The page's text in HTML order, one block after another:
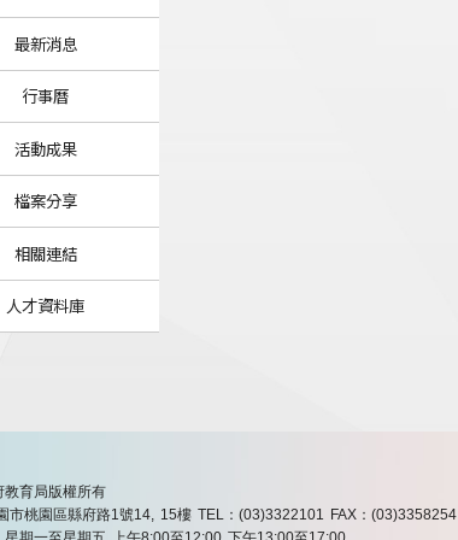
最新消息
行事曆
活動成果
檔案分享
相關連結
人才資料庫
教育局版權所有
市桃園區縣府路1號14, 15樓 TEL：(03)3322101
FAX：(03)3358254